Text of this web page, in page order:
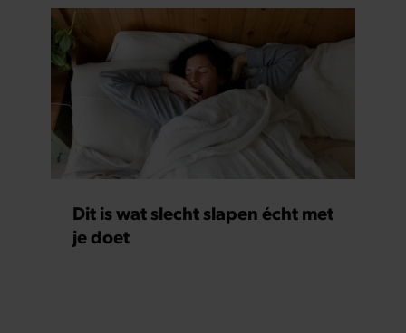
partners kunnen deze gegevens combineren met andere
informatie die u aan ze heeft verstrekt of die ze hebben
verzameld op basis van uw gebruik van hun services. U
gaat akkoord met onze cookies als u onze website blijft
gebruiken.
Dit is wat slecht slapen écht met
je doet